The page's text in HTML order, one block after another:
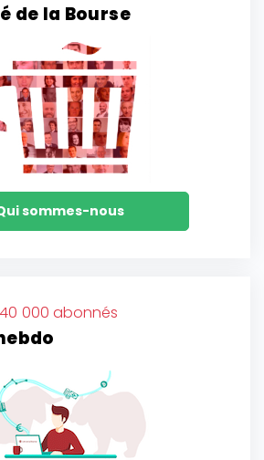
de la Bourse
sommes-nous
000 abonnés